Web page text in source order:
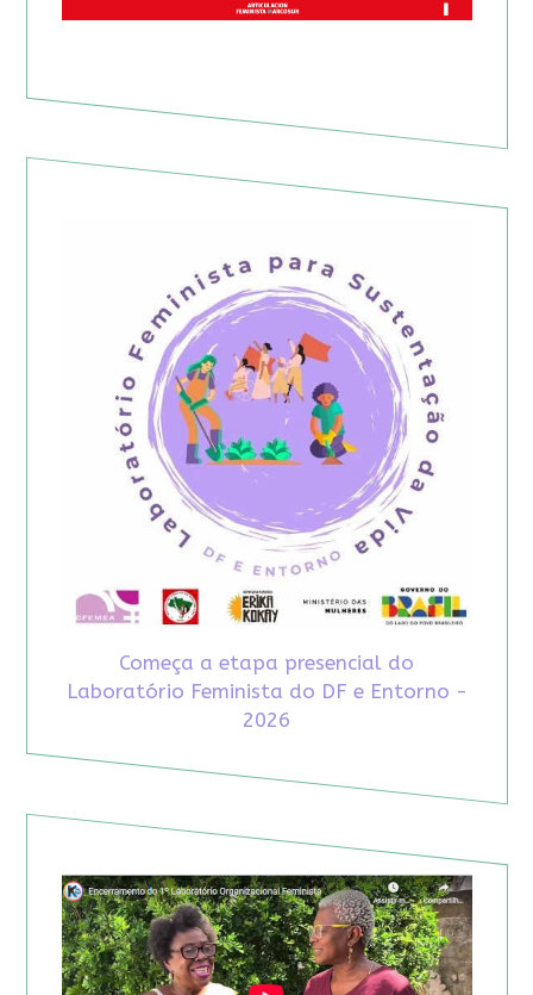
Começa a etapa presencial do
Laboratório Feminista do DF e Entorno -
2026